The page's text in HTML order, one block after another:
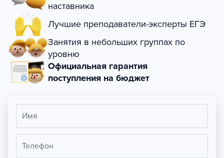
наставника
Лучшие преподаватели-эксперты ЕГЭ
Занятия в небольших группах по
уровню
Официальная гарантия
поступления на бюджет
Имя
Телефон